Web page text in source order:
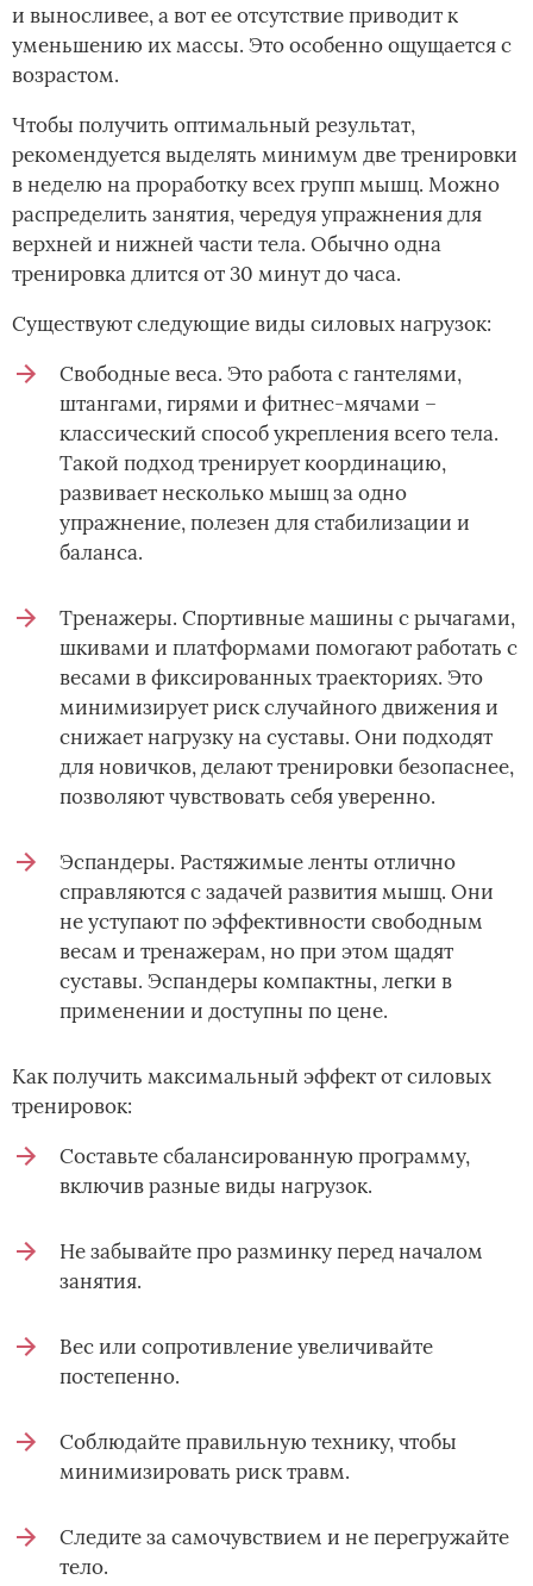
и выносливее, а вот ее отсутствие приводит к
уменьшению их массы. Это особенно ощущается с
возрастом.
Чтобы получить оптимальный результат,
рекомендуется выделять минимум две тренировки
в неделю на проработку всех групп мышц. Можно
распределить занятия, чередуя упражнения для
верхней и нижней части тела. Обычно одна
тренировка длится от 30 минут до часа.
Существуют следующие виды силовых нагрузок:
Свободные веса. Это работа с гантелями,
штангами, гирями и фитнес-мячами –
классический способ укрепления всего тела.
Такой подход тренирует координацию,
развивает несколько мышц за одно
упражнение, полезен для стабилизации и
баланса.
Тренажеры. Спортивные машины с рычагами,
шкивами и платформами помогают работать с
весами в фиксированных траекториях. Это
минимизирует риск случайного движения и
снижает нагрузку на суставы. Они подходят
для новичков, делают тренировки безопаснее,
позволяют чувствовать себя уверенно.
Эспандеры. Растяжимые ленты отлично
справляются с задачей развития мышц. Они
не уступают по эффективности свободным
весам и тренажерам, но при этом щадят
суставы. Эспандеры компактны, легки в
применении и доступны по цене.
Как получить максимальный эффект от силовых
тренировок:
Составьте сбалансированную программу,
включив разные виды нагрузок.
Не забывайте про разминку перед началом
занятия.
Вес или сопротивление увеличивайте
постепенно.
Соблюдайте правильную технику, чтобы
минимизировать риск травм.
Следите за самочувствием и не перегружайте
тело.